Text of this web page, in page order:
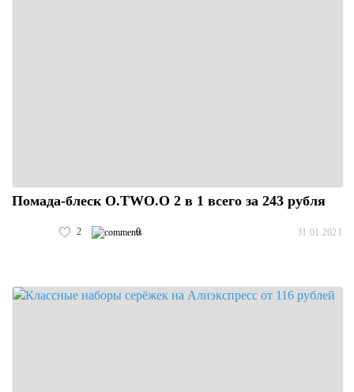
Помада-блеск O.TWO.O 2 в 1 всего за 243 рубля
2 0 31.01.2021